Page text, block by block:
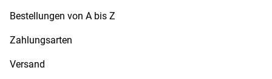
Bestellungen von A bis Z
Zahlungsarten
Versand